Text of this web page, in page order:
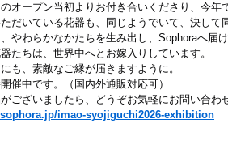
オープン当初よりお付き合いくださり、今年
だいている花器も、同じようでいて、決し
やわらかなかたちを生み出し、Sophoraへ届
たちは、世界中へとお嫁入りしています。
も、素敵なご縁が届きますように。
催中です。（国内外通販対応可）
ございましたら、どうぞお気軽にお問い合わ
imao-syojiguchi2026-exhibition